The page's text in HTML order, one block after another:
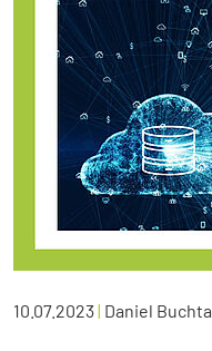
10.07.2023| Daniel Buchta